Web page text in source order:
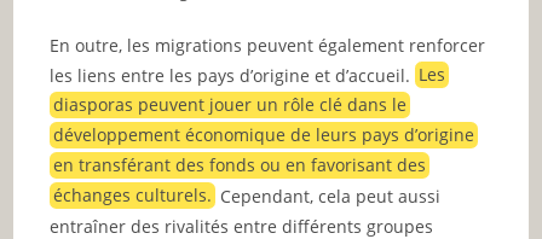
En outre, les migrations peuvent également renforcer
les liens entre les pays d’origine et d’accueil.Les
diasporas peuvent jouer un rôle clé dans le
développement économique de leurs pays d’origine
en transférant des fonds ou en favorisant des
échanges culturels. Cependant, cela peut aussi
entraîner des rivalités entre différents groupes